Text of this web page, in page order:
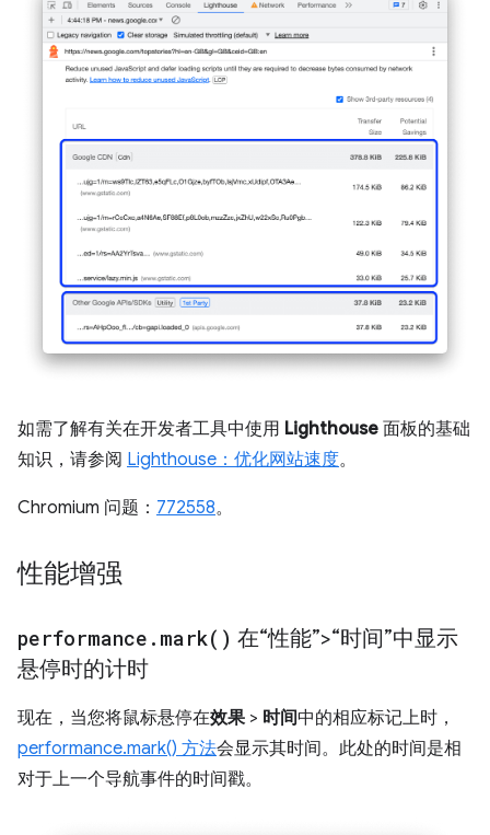
如需了解有关在开发者工具中使用 Lighthouse 面板的基础
知识，请参阅 Lighthouse：优化网站速度。
Chromium 问题： 772558。
性能增强
performance . mark( ) 在“性能”>“时间”中显示
悬停时的计时
现在，当您将鼠标悬停在效果 > 时间中的相应标记上时，
performance.mark() 方法会显示其时间。此处的时间是相
对于上一个导航事件的时间戳。